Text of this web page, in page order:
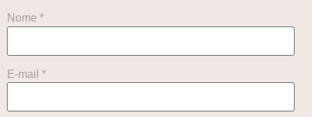
Nome *
E-mail *